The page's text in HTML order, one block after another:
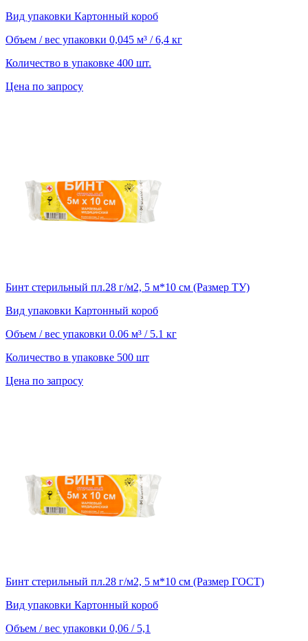
Вид упаковки Картонный короб
Объем / вес упаковки 0,045 м³ / 6,4 кг
Количество в упаковке 400 шт.
Цена по запросу
Бинт стерильный пл.28 г/м2, 5 м*10 см (Размер ТУ)
Вид упаковки Картонный короб
Объем / вес упаковки 0.06 м³ / 5.1 кг
Количество в упаковке 500 шт
Цена по запросу
Бинт стерильный пл.28 г/м2, 5 м*10 см (Размер ГОСТ)
Вид упаковки Картонный короб
Объем / вес упаковки 0,06 / 5,1